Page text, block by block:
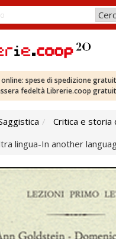
spese di spedizione
fedeltà Librerie.coop
Critica e storia
lingua-In another